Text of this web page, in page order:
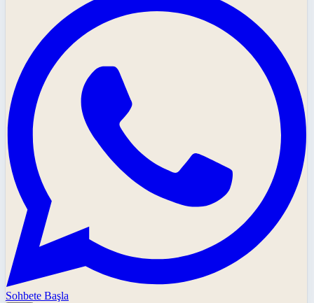
Sohbete Başla